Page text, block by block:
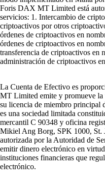
Foris DAX MT Limited está
servicios: 1. Intercambio de
criptoactivos por otros
órdenes de criptoactivos en
órdenes de criptoactivos en
transferencia de criptoactivos en
administración de criptoactivos
La Cuenta de Efectivo es
MT Limited emite y promueve la
su licencia de miembro
es una sociedad limitada
mercantil C 90348 y oficina
Mikiel Ang Borg, SPK 1000, St.
autorizada por la Autoridad de
emitir dinero electrónico en
instituciones financieras que
electrónico.